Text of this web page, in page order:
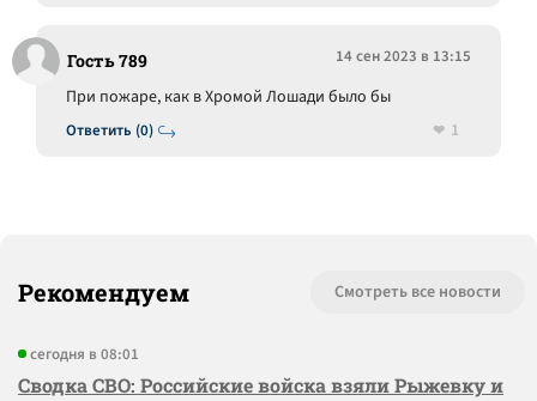
Гость 789 14 сен 2023 в 13:15
Ответить (0)
При пожаре, как в Хромой Лошади было бы
1
Рекомендуем Смотреть все новости
сегодня в 08:01
Сводка СВО: Российские войска взяли Рыжевку и